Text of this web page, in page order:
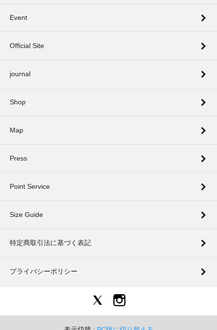
Event
Official Site
journal
Shop
Map
Press
Point Service
Size Guide
特定商取引法に基づく表記
プライバシーポリシー